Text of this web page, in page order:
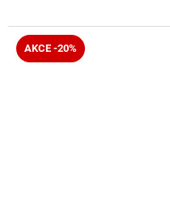
AKCE -20%